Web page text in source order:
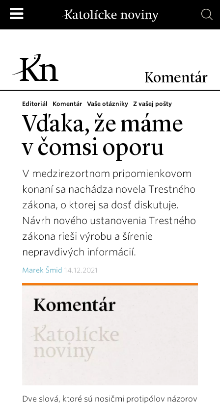
Komentár
Editoriál Komentár Vaše otázniky Z vašej pošty
Vďaka, že máme
v čomsi oporu
V medzirezortnom pripomienkovom
konaní sa nachádza novela Trestného
zákona, o ktorej sa dosť diskutuje.
Návrh nového ustanovenia Trestného
zákona rieši výrobu a šírenie
nepravdivých informácií.
Marek Šmid 14.12.2021
Dve slová, ktoré sú nosičmi protipólov názorov